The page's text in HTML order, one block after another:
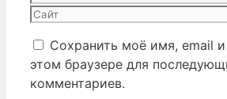
Сохранить моё имя, email и
этом браузере для
комментариев.